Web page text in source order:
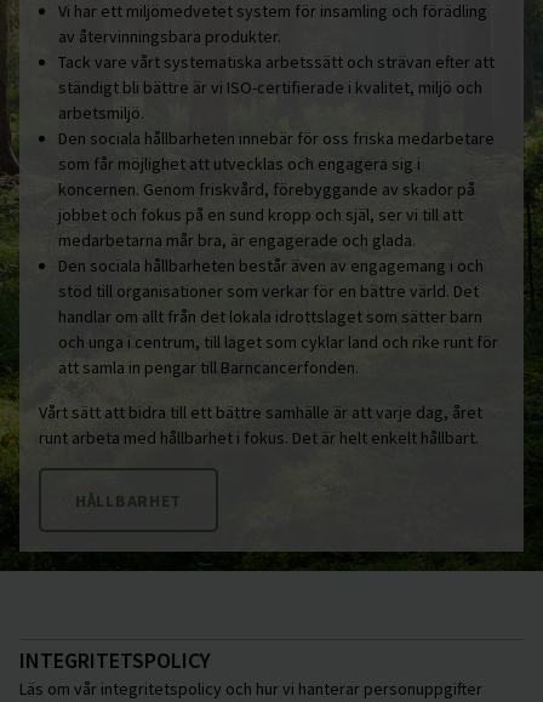
Vi har ett miljömedvetet system för insamling och förädling
av återvinningsbara produkter.
Tack vare vårt systematiska arbetssätt och strävan efter att
ständigt bli bättre är vi ISO-certifierade i kvalitet, miljö och
arbetsmiljö.
Den sociala hållbarheten innebär för oss friska medarbetare
som får möjlighet att utvecklas och engagera sig i
koncernen. Genom friskvård, förebyggande av skador på
jobbet och fokus på en sund kropp och själ, ser vi till att
medarbetarna mår bra, är engagerade och glada.
Den sociala hållbarheten består även av engagemang i och
stöd till organisationer som verkar för en bättre värld. Det
handlar om allt från det lokala idrottslaget som sätter barn
och unga i centrum, till laget som cyklar land och rike runt för
att samla in pengar till Barncancerfonden.
Vårt sätt att bidra till ett bättre samhälle är att varje dag, året
runt arbeta med hållbarhet i fokus. Det är helt enkelt hållbart.
HÅLLBARHET
INTEGRITETSPOLICY
Läs om vår integritetspolicy och hur vi hanterar personuppgifter